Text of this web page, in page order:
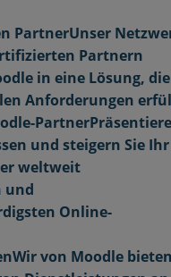
PartnerUnser
Partnern
in eine Lösung, die
Anforderungen
Partner
und steigern Sie Ihr
weltweit
und
Online-
Wir von Moodle